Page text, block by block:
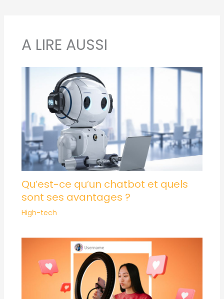
A LIRE AUSSI
Qu’est-ce qu’un chatbot et quels
sont ses avantages ?
High-tech